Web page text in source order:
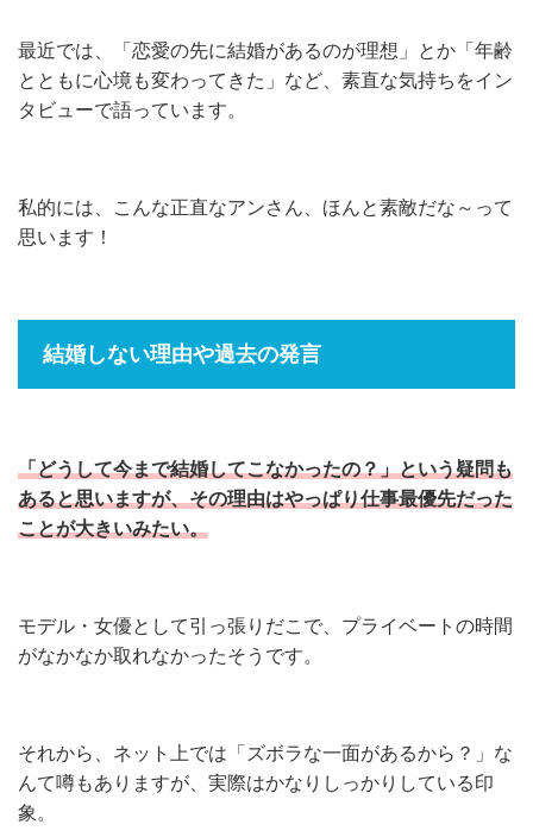
最近では、「恋愛の先に結婚があるのが理想」とか「年齢
とともに心境も変わってきた」など、素直な気持ちをイン
タビューで語っています。
私的には、こんな正直なアンさん、ほんと素敵だな～って
思います！
結婚しない理由や過去の発言
「どうして今まで結婚してこなかったの？」という疑問も
あると思いますが、その理由はやっぱり仕事最優先だった
ことが大きいみたい。
モデル・女優として引っ張りだこで、プライベートの時間
がなかなか取れなかったそうです。
それから、ネット上では「ズボラな一面があるから？」な
んて噂もありますが、実際はかなりしっかりしている印
象。